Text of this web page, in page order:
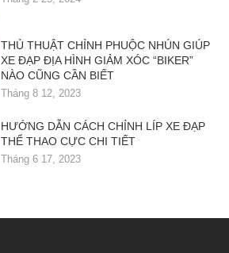
THỦ THUẬT CHỈNH PHUỘC NHÚN GIÚP
XE ĐẠP ĐỊA HÌNH GIẢM XÓC “BIKER”
NÀO CŨNG CẦN BIẾT
Tháng 8 12, 2023
HƯỚNG DẪN CÁCH CHỈNH LÍP XE ĐẠP
THỂ THAO CỰC CHI TIẾT
Tháng 6 17, 2023